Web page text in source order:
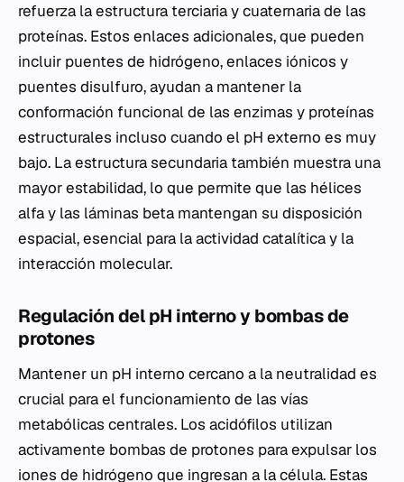
refuerza la estructura terciaria y cuaternaria de las
proteínas. Estos enlaces adicionales, que pueden
incluir puentes de hidrógeno, enlaces iónicos y
puentes disulfuro, ayudan a mantener la
conformación funcional de las enzimas y proteínas
estructurales incluso cuando el pH externo es muy
bajo. La estructura secundaria también muestra una
mayor estabilidad, lo que permite que las hélices
alfa y las láminas beta mantengan su disposición
espacial, esencial para la actividad catalítica y la
interacción molecular.
Regulación del pH interno y bombas de
protones
Mantener un pH interno cercano a la neutralidad es
crucial para el funcionamiento de las vías
metabólicas centrales. Los acidófilos utilizan
activamente bombas de protones para expulsar los
iones de hidrógeno que ingresan a la célula. Estas